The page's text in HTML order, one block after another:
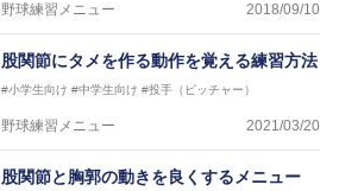
野球練習メニュー 2018/09/10
股関節にタメを作る動作を覚える練習方法
#小学生向け #中学生向け #投手（ピッチャー）
野球練習メニュー 2021/03/20
股関節と胸郭の動きを良くするメニュー